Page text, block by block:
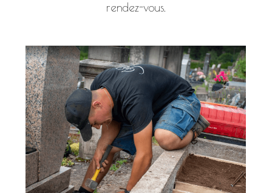
rendez-vous.